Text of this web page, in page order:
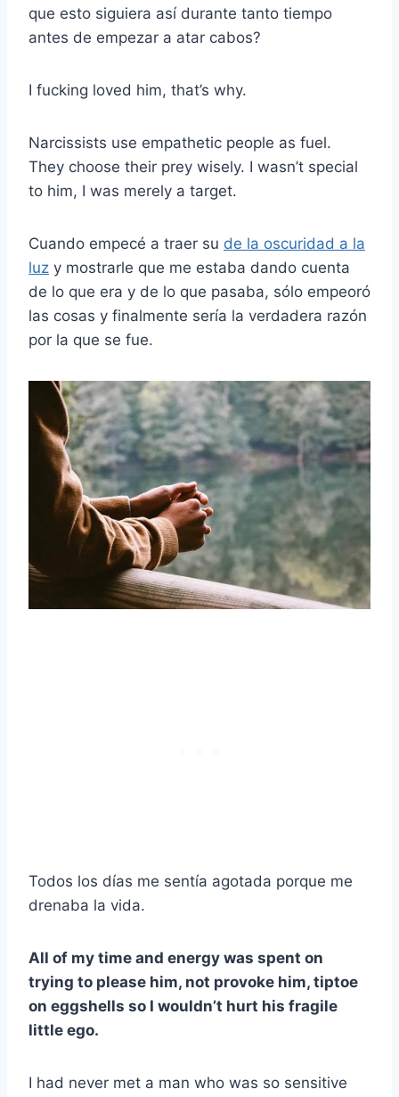
que esto siguiera así durante tanto tiempo
antes de empezar a atar cabos?
I fucking loved him, that’s why.
Narcissists use empathetic people as fuel.
They choose their prey wisely. I wasn’t special
to him, I was merely a target.
Cuando empecé a traer su de la oscuridad a la
luz y mostrarle que me estaba dando cuenta
de lo que era y de lo que pasaba, sólo empeoró
las cosas y finalmente sería la verdadera razón
por la que se fue.
Todos los días me sentía agotada porque me
drenaba la vida.
All of my time and energy was spent on
trying to please him, not provoke him, tiptoe
on eggshells so I wouldn’t hurt his fragile
little ego.
I had never met a man who was so sensitive